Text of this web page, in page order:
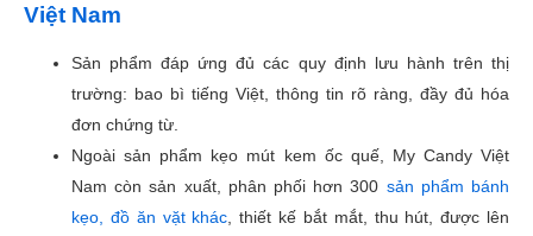
Việt Nam
Sản phẩm đáp ứng đủ các quy định lưu hành trên thị
trường: bao bì tiếng Việt, thông tin rõ ràng, đầy đủ hóa
đơn chứng từ.
Ngoài sản phẩm kẹo mút kem ốc quế, My Candy Việt
Nam còn sản xuất, phân phối hơn 300 sản phẩm bánh
kẹo, đồ ăn vặt khác , thiết kế bắt mắt, thu hút, được lên